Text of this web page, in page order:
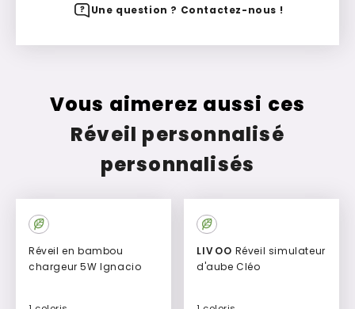
Une question ? Contactez-nous !
Vous aimerez aussi ces
Réveil personnalisé
personnalisés
Réveil en bambou
chargeur 5W Ignacio
LIVOO
d'aube Cléo